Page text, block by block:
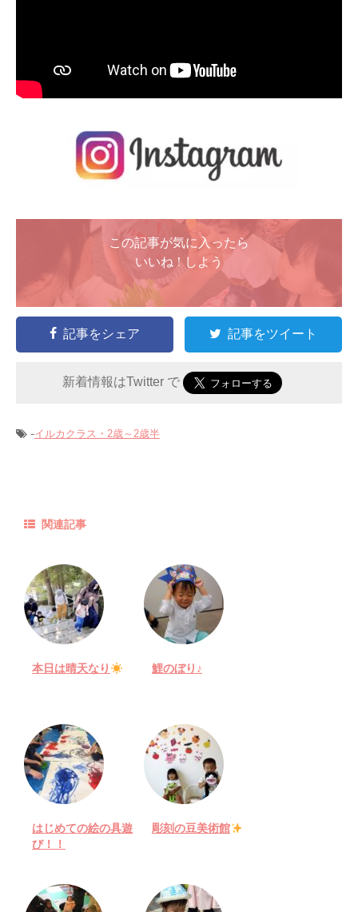
この記事が気に入ったら
いいね ! しよう
記事をシェア 記事をツイート
新着情報はTwitter で
-イルカクラス・2歳～2歳半
関連記事
本日は晴天なり 鯉のぼり♪
はじめての絵の具遊
び！！
彫刻の豆美術館